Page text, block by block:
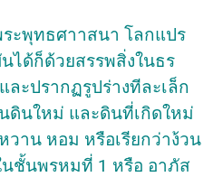
ะพุทธศาาสนา โลกแปร
ได้ก็ด้วยสรรพสิ่งในธร
ะปรากฏรูปร่างทีละเล็ก
ดินใหม่ และดินที่เกิดใหม่
าน หอม หรือเรียกว่าง้วน
ชั้นพรหมที่ 1 หรือ อาภัส